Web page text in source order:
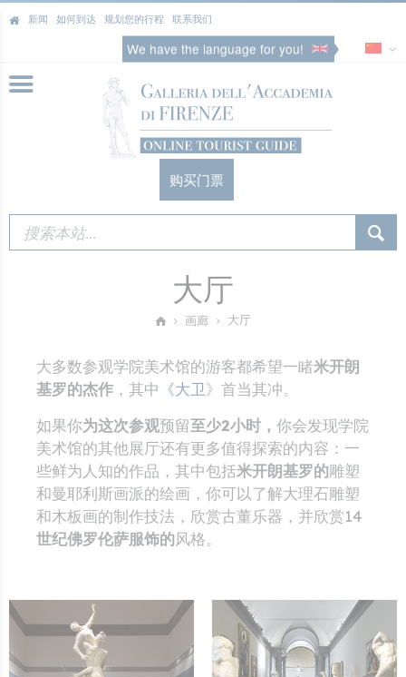
新闻 如何到达 规划您的行程 联系我们
We have the language for you!
购买门票
大厅
画廊 大厅
大多数参观学院美术馆的游客都希望一睹米开朗
基罗的杰作 ，其中 《大卫》首当其冲。
如果你为这次参观预留至少2小时， 你会发现学院
美术馆的其他展厅还有更多值得探索的内容：一
些鲜为人知的作品，其中包括米开朗基罗的雕塑
和曼耶利斯画派的绘画，你可以了解大理石雕塑
和木板画的制作技法，欣赏古董乐器，并欣赏14
世纪佛罗伦萨服饰的风格。